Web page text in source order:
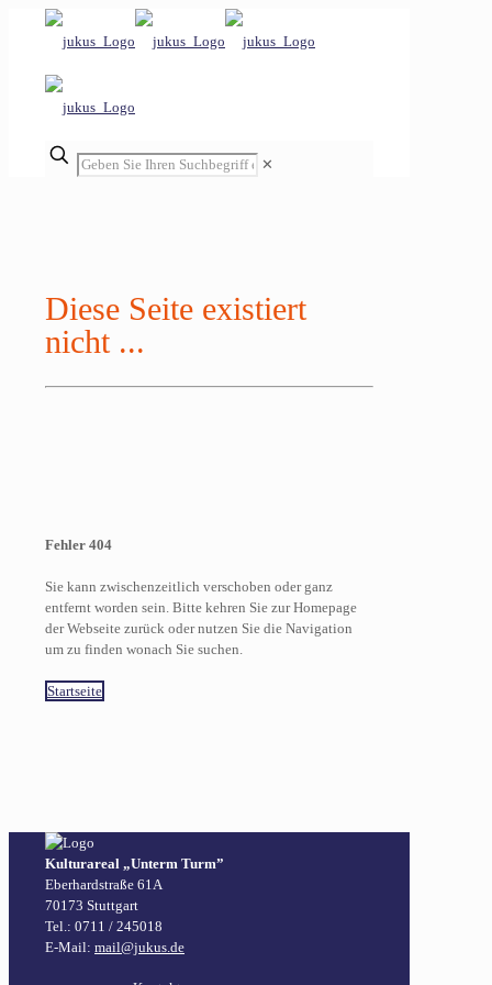
✕
Diese Seite existiert
nicht ...
Fehler 404
Sie kann zwischenzeitlich verschoben oder ganz
entfernt worden sein. Bitte kehren Sie zur Homepage
der Webseite zurück oder nutzen Sie die Navigation
um zu finden wonach Sie suchen.
Startseite
Kulturareal „Unterm Turm”
Eberhardstraße 61A
70173 Stuttgart
Tel.: 0711 / 245018
E-Mail: mail@jukus.de